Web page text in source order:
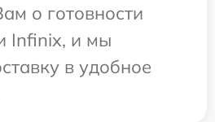
о готовности
Infinix, и мы
в удобное